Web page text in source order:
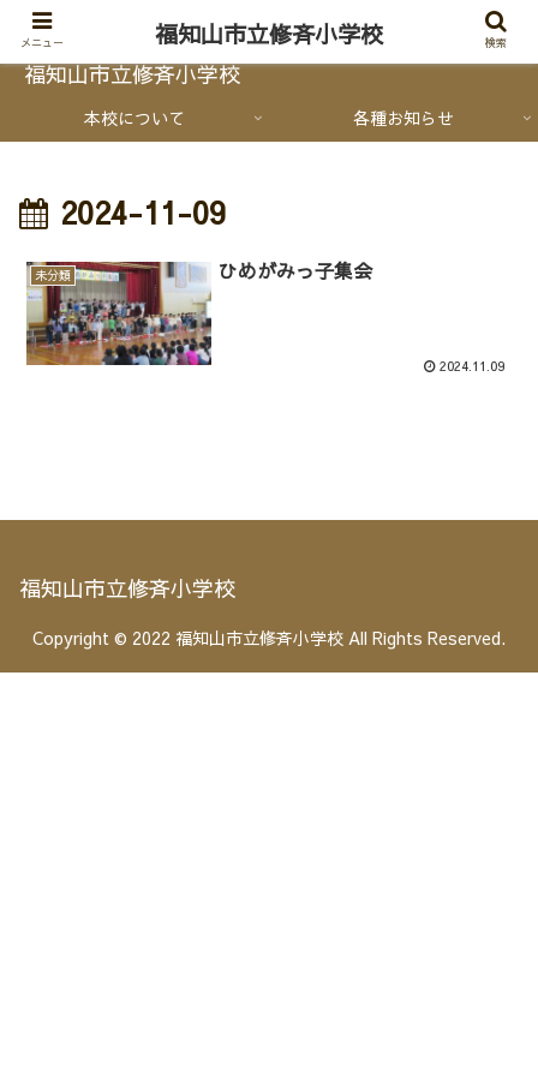
福知山市立修斉小学校
本校について 各種お知らせ
2024-11-09
未分類 ひめがみっ子集会
2024.11.09
福知山市立修斉小学校
Copyright © 2022 福知山市立修斉小学校 All Rights Reserved.
メニュー 福知山市立修斉小学校 検索